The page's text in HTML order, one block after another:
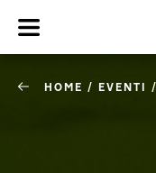
HOME / EVENTI /